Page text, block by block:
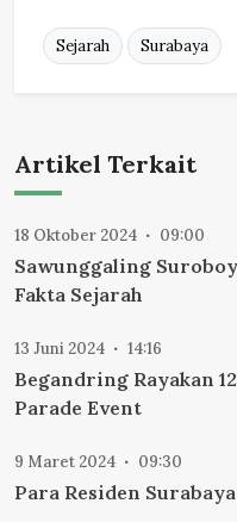
Sejarah Surabaya
Artikel Terkait
18 Oktober 2024 09:00
Sawunggaling
Fakta Sejarah
13 Juni 2024 14:16
Begandring Rayakan
Parade Event
9 Maret 2024 09:30
Para Residen Surabaya